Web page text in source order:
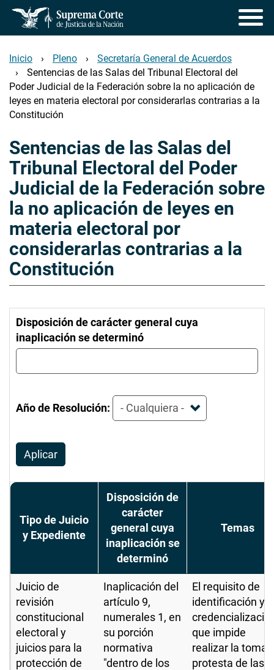
Pasar
contenido
principal
Inicio Pleno
Secretaría General de Acuerdos
Sentencias de las Salas del Tribunal Electoral del
Poder Judicial de la Federación sobre la no aplicación de
leyes en materia electoral por considerarlas contrarias a la
Constitución
Sentencias de las Salas del
Tribunal Electoral del Poder
Judicial de la Federación sobre
la no aplicación de leyes en
materia electoral por
considerarlas contrarias a la
Constitución
Disposición de carácter general cuya
inaplicación se determinó
Año de Resolución:
Aplicar
Tipo de Juicio
y Expediente
Disposición de
carácter
general cuya
inaplicación se
determinó
Temas
Juicio de
revisión
constitucional
electoral y
juicios para la
protección de
Inaplicación del
artículo 9,
numerales 1, en
su porción
normativa
"dentro de los
El requisito de
identificación y
que impide
realizar la toma
protesta de las